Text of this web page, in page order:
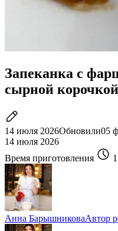
Запеканка с
сырной корочкой
14 июля 2026Обновили05
14 июля 2026
Время приготовления
Анна БарышниковаАвтор